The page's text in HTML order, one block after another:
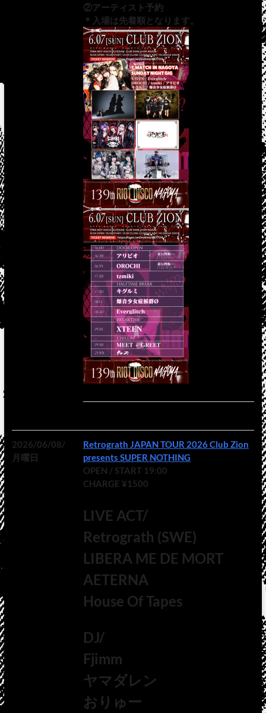
②アーティスト予約
＊入場は先着順となります。
2026/06/08/
月曜日
Retrograth JAPAN TOUR 2026 Club Zion
presents SUPER NOTHING
OPEN / START 19:00
CHARGE ¥1500
LIVE ACT/
Retrograth (SWE)
LIBERA ME DE MORT
AETERNA
House Of Tapes
DJ/
Fjimm
ヤマダレン
おりゅー